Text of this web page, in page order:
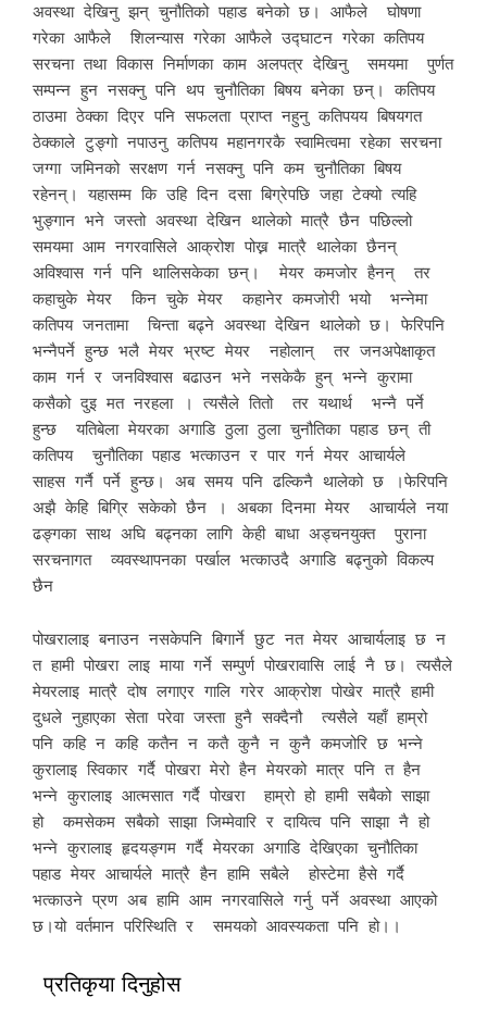
अवस्था देखिनु झन् चुनौतिको पहाड बनेको छ। आफैले घोषणा
गरेका आफैले शिलन्यास गरेका आफैले उद्घाटन गरेका कतिपय
सरचना तथा विकास निर्माणका काम अलपत्र देखिनु समयमा पुर्णत
सम्पन्न हुन नसक्नु पनि थप चुनौतिका बिषय बनेका छन्। कतिपय
ठाउमा ठेक्का दिएर पनि सफलता प्राप्त नहुनु कतिपयय बिषयगत
ठेक्काले टुङ्गो नपाउनु कतिपय महानगरकै स्वामित्वमा रहेका सरचना
जग्गा जमिनको सरक्षण गर्न नसक्नु पनि कम चुनौतिका बिषय
रहेनन्। यहासम्म कि उहि दिन दसा बिग्रेपछि जहा टेक्यो त्यहि
भुङ्गान भने जस्तो अवस्था देखिन थालेको मात्रै छैन पछिल्लो
समयमा आम नगरवासिले आक्रोश पोख्न मात्रै थालेका छैनन्
अविश्वास गर्न पनि थालिसकेका छन्। मेयर कमजोर हैनन् तर
कहाचुके मेयर किन चुके मेयर कहानेर कमजोरी भयो भन्नेमा
कतिपय जनतामा चिन्ता बढ्ने अवस्था देखिन थालेको छ। फेरिपनि
भन्नैपर्ने हुन्छ भलै मेयर भ्रष्ट मेयर नहोलान् तर जनअपेक्षाकृत
काम गर्न र जनविश्वास बढाउन भने नसकेकै हुन् भन्ने कुरामा
कसैको दुइ मत नरहला । त्यसैले तितो तर यथार्थ भन्नै पर्ने
हुन्छ यतिबेला मेयरका अगाडि ठुला ठुला चुनौतिका पहाड छन् ती
कतिपय चुनौतिका पहाड भत्काउन र पार गर्न मेयर आचार्यले
साहस गर्नै पर्ने हुन्छ। अब समय पनि ढल्किनै थालेको छ ।फेरिपनि
अझै केहि बिग्रि सकेको छैन । अबका दिनमा मेयर आचार्यले नया
ढङ्गका साथ अघि बढ्नका लागि केही बाधा अड्चनयुक्त पुराना
सरचनागत व्यवस्थापनका पर्खाल भत्काउदै अगाडि बढ्नुको विकल्प
छैन
पोखरालाइ बनाउन नसकेपनि बिगार्ने छुट नत मेयर आचार्यलाइ छ न
त हामी पोखरा लाइ माया गर्ने सम्पुर्ण पोखरावासि लाई नै छ। त्यसैले
मेयरलाइ मात्रै दोष लगाएर गालि गरेर आक्रोश पोखेर मात्रै हामी
दुधले नुहाएका सेता परेवा जस्ता हुनै सक्दैनौ त्यसैले यहाँ हाम्रो
पनि कहि न कहि कतैन न कतै कुनै न कुनै कमजोरि छ भन्ने
कुरालाइ स्विकार गर्दै पोखरा मेरो हैन मेयरको मात्र पनि त हैन
भन्ने कुरालाइ आत्मसात गर्दै पोखरा हाम्रो हो हामी सबैको साझा
हो कमसेकम सबैको साझा जिम्मेवारि र दायित्व पनि साझा नै हो
भन्ने कुरालाइ हृदयङ्गम गर्दै मेयरका अगाडि देखिएका चुनौतिका
पहाड मेयर आचार्यले मात्रै हैन हामि सबैले होस्टेमा हैसे गर्दै
भत्काउने प्रण अब हामि आम नगरवासिले गर्नु पर्ने अवस्था आएको
छ।यो वर्तमान परिस्थिति र समयको आवस्यकता पनि हो।।
प्रतिकृया दिनुहोस